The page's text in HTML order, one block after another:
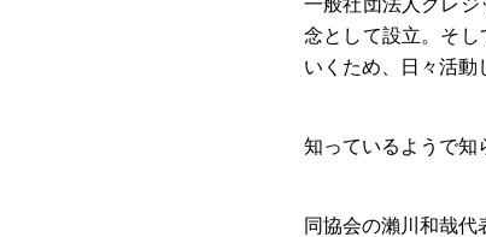
念として設立。そ
いくため、日々活動
知っているようで知
同協会の瀨川和哉代